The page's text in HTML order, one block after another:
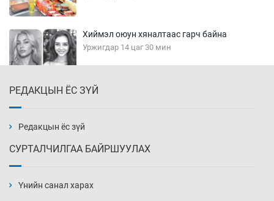
Хиймэл оюун хяналтаас гарч байна
Уржигдар 14 цаг 30 мин
Уржигдар 14 цаг 00 мин
нэмэгджээ
РЕДАКЦЫН ЁС ЗҮЙ
Редакцын ёс зүй
СУРТАЛЧИЛГАА БАЙРШУУЛАХ
Үнийн санал харах